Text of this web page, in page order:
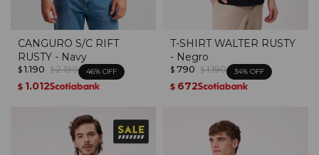
CANGURO S/C RIFT
RUSTY - Navy
$ 1.190 $ 2.190 46
$ 1.012
T-SHIRT WALTER RUSTY
- Negro
$ 790 $ 1.190 34
$ 672